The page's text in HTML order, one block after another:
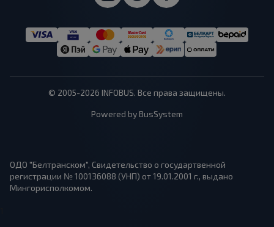
© 2005-2026 INFOBUS. Все права защищены.
Powered by BusSystem
ОДО "Белтранском", Свидетельство о государтвенной
регистрации № 100136088 (УНП) от 19.01.2001 г., выдано
Мингорисполкомом.